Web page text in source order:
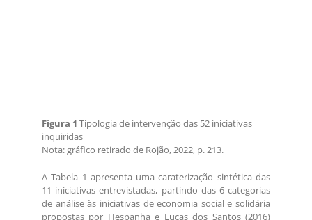
Figura 1 Tipologia de intervenção das 52 iniciativas
inquiridas
Nota: gráfico retirado de Rojão, 2022, p. 213.
A Tabela 1 apresenta uma caraterização sintética das
11 iniciativas entrevistadas, partindo das 6 categorias
de análise às iniciativas de economia social e solidária
propostas por Hespanha e Lucas dos Santos (2016)